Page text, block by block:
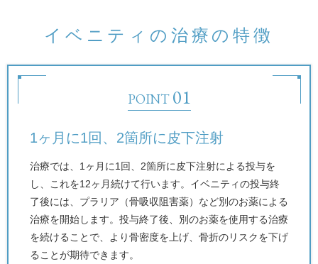
イベニティの治療の特徴
POINT
1ヶ月に1回、2箇所に皮下注射
治療では、1ヶ月に1回、2箇所に皮下注射による投与を
し、これを12ヶ月続けて行います。イベニティの投与終
了後には、プラリア（骨吸収阻害薬）など別のお薬による
治療を開始します。投与終了後、別のお薬を使用する治療
を続けることで、より骨密度を上げ、骨折のリスクを下げ
ることが期待できます。